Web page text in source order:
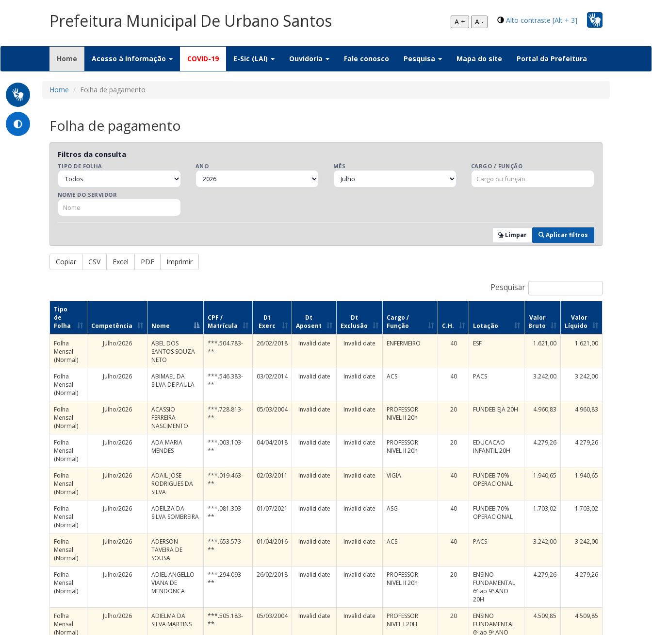
Prefeitura Municipal De Urbano Santos Alto contraste [Alt + 3]
A + A -
Home (current)
Acesso à Informação COVID-19 E-Sic (LAI) Ouvidoria Fale conosco Pesquisa Mapa do site Portal da Prefeitura
Home Folha de pagamento
Folha de pagamento
Filtros da consulta
TIPO DE FOLHA ANO MÊS CARGO / FUNÇÃO
NOME DO SERVIDOR
Limpar Aplicar filtros
Copiar CSV Excel PDF Imprimir
Pesquisar
Tipo
de
Folha
Competência Nome
CPF /
Matrícula
Dt
Exerc
Dt
Aposent
Dt
Exclusão
Cargo /
Função
C.H. Lotação
Valor
Bruto
Valor
Líquido
Folha
Mensal
(Normal)
Julho/2026
ABEL DOS
SANTOS SOUZA
NETO
***.504.783-
**
26/02/2018 Invalid date Invalid date ENFERMEIRO 40 ESF 1.621,00 1.621,00
Folha
Mensal
(Normal)
Julho/2026
ABIMAEL DA
SILVA DE PAULA
***.546.383-
**
03/02/2014 Invalid date Invalid date ACS 40 PACS 3.242,00 3.242,00
Folha
Mensal
(Normal)
Julho/2026
ACASSIO
FERREIRA
NASCIMENTO
***.728.813-
**
05/03/2004 Invalid date Invalid date
PROFESSOR
NIVEL II 20h
20 FUNDEB EJA 20H 4.960,83 4.960,83
Folha
Mensal
(Normal)
Julho/2026
ADA MARIA
MENDES
***.003.103-
**
04/04/2018 Invalid date Invalid date
PROFESSOR
NIVEL II 20h
20
EDUCACAO
INFANTIL 20H
4.279,26 4.279,26
Folha
Mensal
(Normal)
Julho/2026
ADAIL JOSE
RODRIGUES DA
SILVA
***.019.463-
**
02/03/2011 Invalid date Invalid date VIGIA 40
FUNDEB 70%
OPERACIONAL
1.940,65 1.940,65
Folha
Mensal
(Normal)
Julho/2026
ADEILZA DA
SILVA SOMBREIRA
***.081.303-
**
01/07/2021 Invalid date Invalid date ASG 40
FUNDEB 70%
OPERACIONAL
1.703,02 1.703,02
Folha
Mensal
(Normal)
Julho/2026
ADERSON
TAVEIRA DE
SOUSA
***.653.573-
**
01/04/2016 Invalid date Invalid date ACS 40 PACS 3.242,00 3.242,00
Folha
Mensal
(Normal)
Julho/2026
ADIEL ANGELLO
VIANA DE
MENDONCA
***.294.093-
**
26/02/2018 Invalid date Invalid date
PROFESSOR
NIVEL II 20h
20
ENSINO
FUNDAMENTAL
6º ao 9º ANO
20H
4.279,26 4.279,26
Folha
Mensal
(Normal)
Julho/2026
ADIELMA DA
SILVA MARTINS
***.505.183-
**
05/03/2004 Invalid date Invalid date
PROFESSOR
NIVEL I 20H
20
ENSINO
FUNDAMENTAL
6º ao 9º ANO
4.509,85 4.509,85